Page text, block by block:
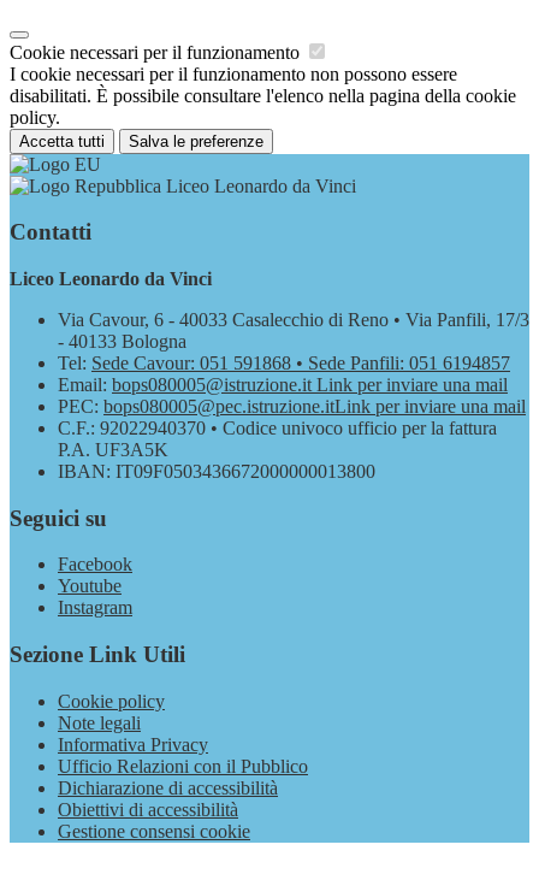
Cookie necessari per il funzionamento
I cookie necessari per il funzionamento non possono essere
disabilitati. È possibile consultare l'elenco nella pagina della cookie
policy.
Accetta tutti Salva le preferenze
Liceo Leonardo da Vinci
Contatti
Liceo Leonardo da Vinci
Via Cavour, 6 - 40033 Casalecchio di Reno • Via Panfili, 17/3
- 40133 Bologna
Tel: Sede Cavour: 051 591868 • Sede Panfili: 051 6194857
Email: bops080005@istruzione.it Link per inviare una mail
PEC: bops080005@pec.istruzione.itLink per inviare una mail
C.F.: 92022940370 • Codice univoco ufficio per la fattura
P.A. UF3A5K
IBAN: IT09F0503436672000000013800
Seguici su
Facebook
Youtube
Instagram
Sezione Link Utili
Cookie policy
Note legali
Informativa Privacy
Ufficio Relazioni con il Pubblico
Dichiarazione di accessibilità
Obiettivi di accessibilità
Gestione consensi cookie